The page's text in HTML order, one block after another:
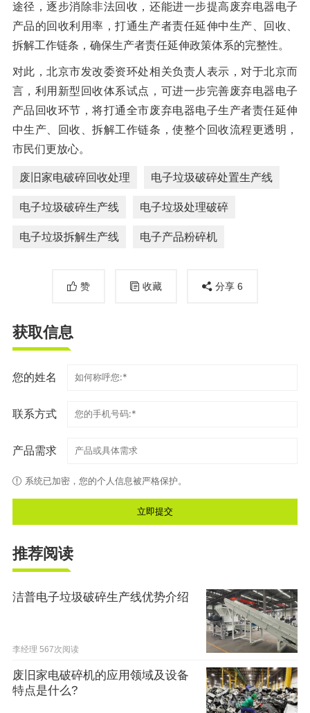
途径，逐步消除非法回收，还能进一步提高废弃电器电子
产品的回收利用率，打通生产者责任延伸中生产、回收、
拆解工作链条，确保生产者责任延伸政策体系的完整性。
对此，北京市发改委资环处相关负责人表示，对于北京而
言，利用新型回收体系试点，可进一步完善废弃电器电子
产品回收环节，将打通全市废弃电器电子生产者责任延伸
中生产、回收、拆解工作链条，使整个回收流程更透明，
市民们更放心。
废旧家电破碎回收处理 电子垃圾破碎处置生产线
电子垃圾破碎生产线 电子垃圾处理破碎
电子垃圾拆解生产线 电子产品粉碎机
赞 收藏 分享 6
获取信息
您的姓名
联系方式
产品需求
系统已加密，您的个人信息被严格保护。
推荐阅读
洁普电子垃圾破碎生产线优势介绍
李经理 567次阅读
废旧家电破碎机的应用领域及设备
特点是什么?